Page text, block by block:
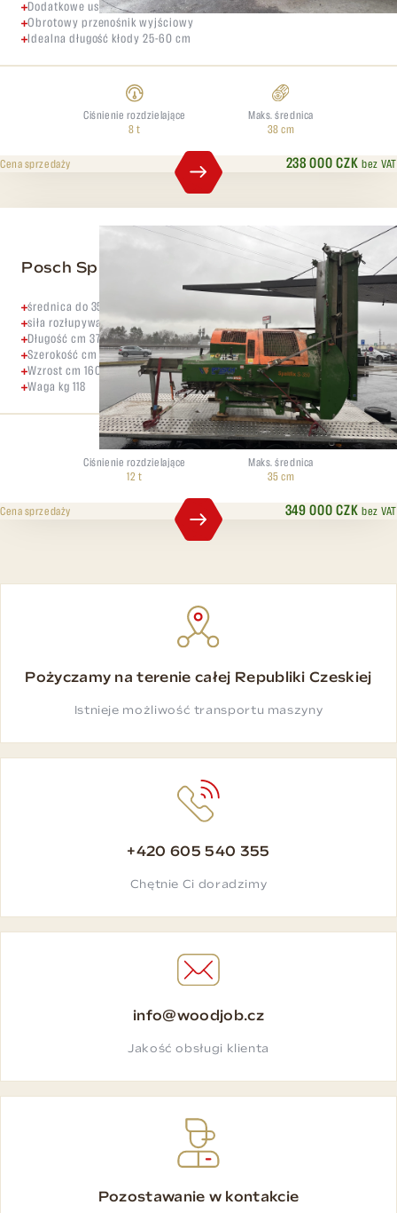
Dodatkowe usługi hydrauliczne dla drewnianego pokładu i zasilania
Obrotowy przenośnik wyjściowy
Idealna długość kłody 25-60 cm
Ciśnienie rozdzielające
8 t
Maks. średnica
38 cm
238 000 CZKbez VAT
Cena sprzedaży
Posch Spaltfix S 350
średnica do 35 cm
siła rozłupywania 12 ton
Długość cm 370
Szerokość cm 190
Wzrost cm 160
Waga kg 118
Ciśnienie rozdzielające
12 t
Maks. średnica
35 cm
349 000 CZKbez VAT
Cena sprzedaży
Pożyczamy na terenie całej Republiki Czeskiej
Istnieje możliwość transportu maszyny
+420 605 540 355
Chętnie Ci doradzimy
info@woodjob.cz
Jakość obsługi klienta
Pozostawanie w kontakcie